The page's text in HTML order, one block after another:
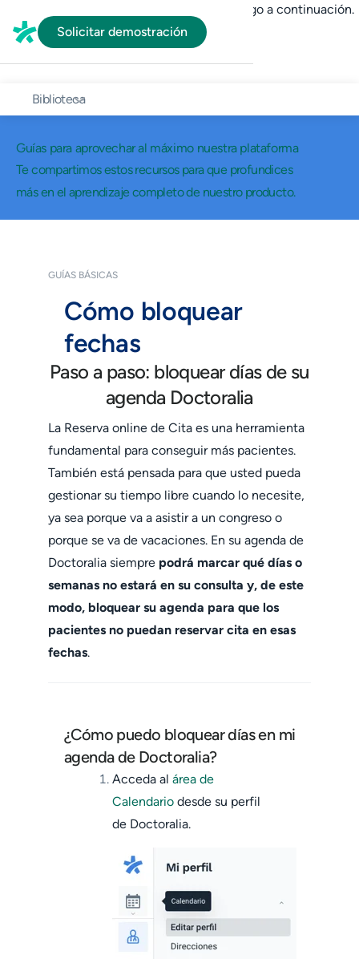
Solicitar demostración
En HubSpot tenemos otro código que te pego a continuación.
Biblioteca
Guías para aprovechar al máximo nuestra plataforma
Te compartimos estos recursos para que profundices
más en el aprendizaje completo de nuestro producto.
GUÍAS BÁSICAS
Cómo bloquear
fechas
Paso a paso: bloquear días de su
agenda Doctoralia
La Reserva online de Cita es una herramienta
fundamental para conseguir más pacientes.
También está pensada para que usted pueda
gestionar su tiempo libre cuando lo necesite,
ya sea porque va a asistir a un congreso o
porque se va de vacaciones. En su agenda de
Doctoralia siempre podrá marcar qué días o
semanas no estará en su consulta y, de este
modo, bloquear su agenda para que los
pacientes no puedan reservar cita en esas
fechas.
¿Cómo puedo bloquear días en mi
agenda de Doctoralia?
Acceda al área de
Calendario desde su perfil
de Doctoralia.